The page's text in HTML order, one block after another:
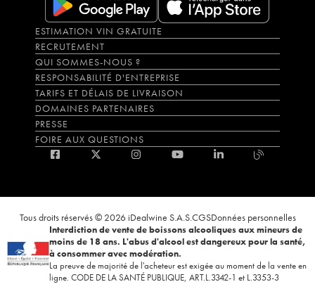
ESTIMATION VIN GRATUITE
RECRUTEMENT
QUI SOMMES-NOUS ?
RESPONSABILITÉ D'ENTREPRISE
TARIFS ET DÉLAIS DE LIVRAISON
DOMAINES PARTENAIRES
PRESSE
FOIRE AUX QUESTIONS
Tous droits réservés © 2026 iDealwine S.A.S.CGSDonnées personnelles
Interdiction de vente de boissons alcooliques aux mineurs de
moins de 18 ans. L'abus d'alcool est dangereux pour la santé,
à consommer avec modération.
La preuve de majorité de l'acheteur est exigée au moment de la vente en
ligne. CODE DE LA SANTÉ PUBLIQUE, ART.L.3342-1 et L.3353-3